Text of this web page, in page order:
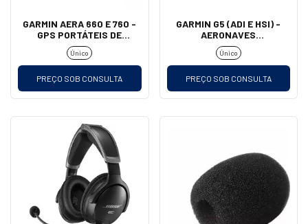
GARMIN AERA 660 E 760 -
GPS PORTÁTEIS DE
AVIAÇÃO
Único
PREÇO SOB CONSULTA
GARMIN G5 (ADI E HSI) -
AERONAVES
EXPERIMENTAIS E
HOMOLOGADAS
Único
PREÇO SOB CONSULTA